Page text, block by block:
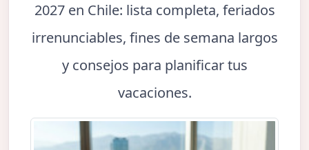
2027 en Chile: lista completa, feriados
irrenunciables, fines de semana largos
y consejos para planificar tus
vacaciones.